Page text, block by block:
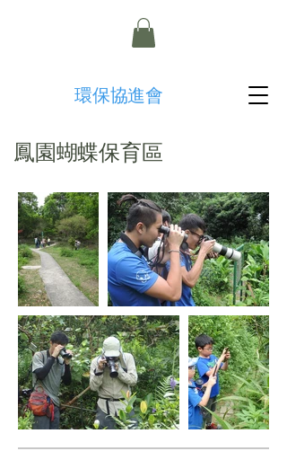
​環保協進會
鳳園蝴蝶保育區